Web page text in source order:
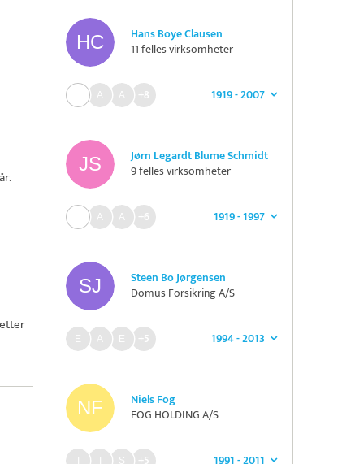
Hans Boye Clausen
11 felles virksomheter
1919 - 2007
+8
Jørn Legardt Blume Schmidt
9 felles virksomheter
1919 - 1997
+6
Steen Bo Jørgensen
Domus Forsikring A/S
1994 - 2013
+5
Niels Fog
FOG HOLDING A/S
etter